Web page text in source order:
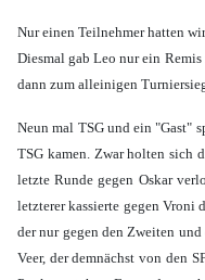
Nur einen Teilnehmer hatten
Diesmal gab Leo nur ein
dann zum alleinigen
Neun mal TSG und ein "Gast"
TSG kamen. Zwar holten sich
letzte Runde gegen Oskar
letzterer kassierte gegen Vroni
der nur gegen den Zweiten
Veer, der demnächst von den